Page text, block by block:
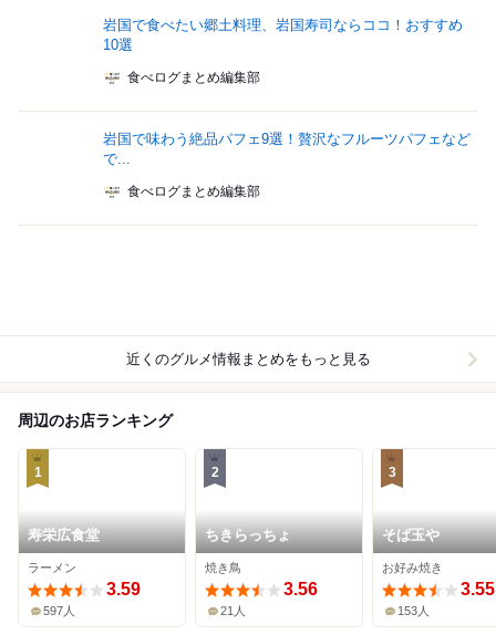
岩国で食べたい郷土料理、岩国寿司ならココ！おすすめ
10選
食べログまとめ編集部
岩国で味わう絶品パフェ9選！贅沢なフルーツパフェなど
で...
食べログまとめ編集部
近くのグルメ情報まとめをもっと見る
周辺のお店ランキング
1
寿栄広食堂
ラーメン
3.59
597人
2
ちきらっちょ
焼き鳥
3.56
21人
3
そば玉や
お好み焼き
3.55
153人